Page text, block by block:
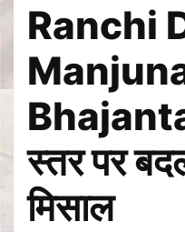
Ranchi
स्तर पर
मिसाल